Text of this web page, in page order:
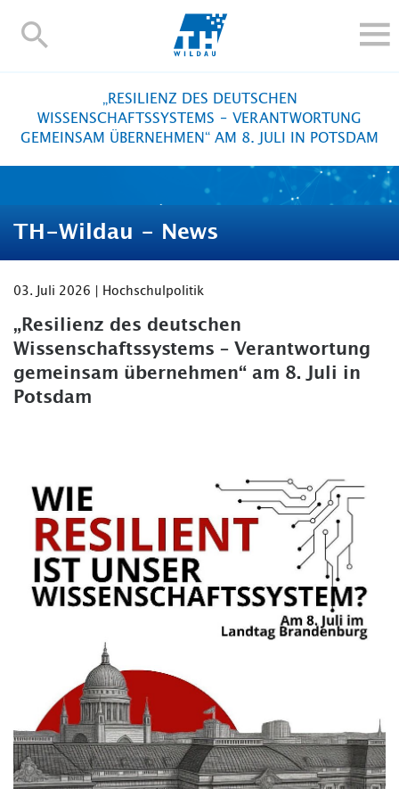
TH-
IM STUDIUM
FORSCHUNG UND TRANSFER
INTERNATIONAL
BESCHÄFTIGTE
Blogs Kontakt und Anfahrt
TH Online-Portal Personensuche
„RESILIENZ DES DEUTSCHEN
WISSENSCHAFTSSYSTEMS – VERANTWORTUNG
GEMEINSAM ÜBERNEHMEN“ AM 8. JULI IN POTSDAM
TH-Wildau - News
03. Juli 2026 | Hochschulpolitik
„Resilienz des deutschen
Wissenschaftssystems – Verantwortung
gemeinsam übernehmen“ am 8. Juli in
Potsdam